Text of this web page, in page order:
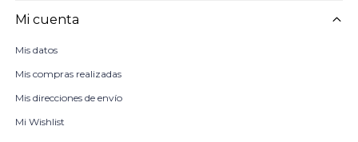
Mi cuenta
Mis datos
Mis compras realizadas
Mis direcciones de envío
Mi Wishlist